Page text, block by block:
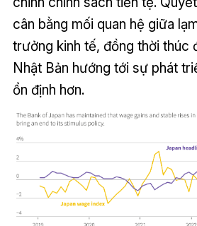
cân bằng mối quan hệ giữa
trưởng kinh tế, đồng thời thúc
Nhật Bản hướng tới sự phát
ổn định hơn.